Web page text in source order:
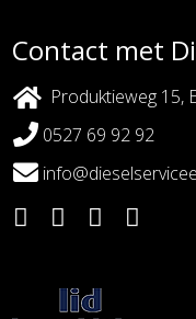
Contact met
Produktieweg 15,
0527 69 92 92